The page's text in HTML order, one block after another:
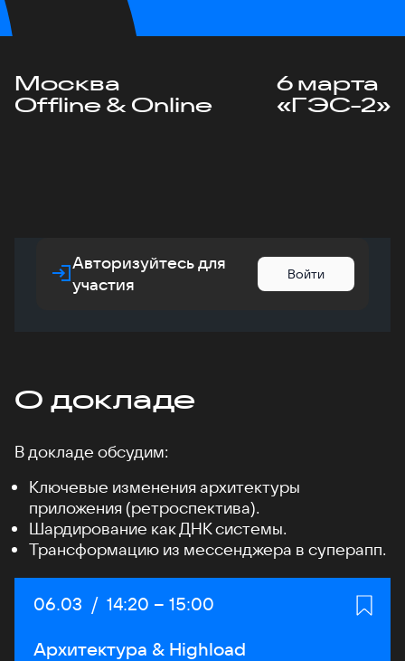
Москва
Offline & Online
6 марта
«ГЭС-2»
Авторизуйтесь для
участия
Войти
О докладе
В докладе обсудим:
Ключевые изменения архитектуры
приложения (ретроспектива).
Шардирование как ДНК системы.
Трансформацию из мессенджера в суперапп.
Дата:
06.03 / Начало:
14:20 – Конец:
15:00
Архитектура & Highload